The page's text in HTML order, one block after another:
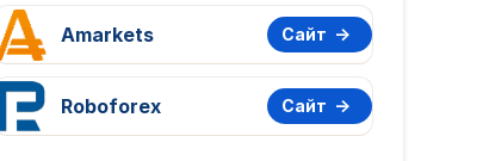
Amarkets Сайт
Roboforex Сайт